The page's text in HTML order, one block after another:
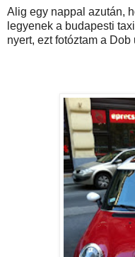
Alig egy nappal azután,
legyenek a budapesti
nyert, ezt fotóztam a Dob